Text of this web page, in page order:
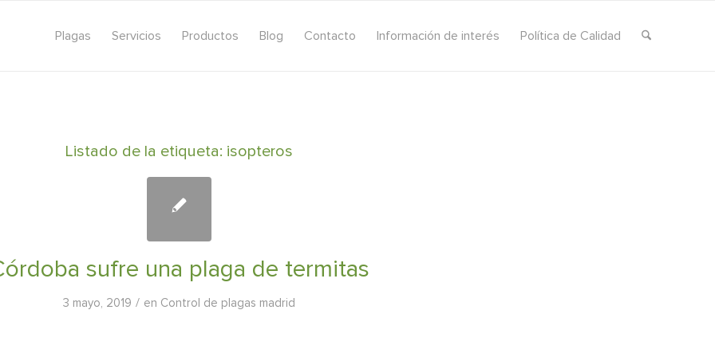
Plagas Servicios Productos Blog Contacto Información de interés Política de Calidad
Listado de la etiqueta: isopteros
sufre una plaga de termitas
3 mayo, 2019 / en Control de plagas madrid